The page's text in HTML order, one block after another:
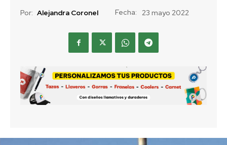
Por: Alejandra Coronel Fecha: 23 mayo 2022